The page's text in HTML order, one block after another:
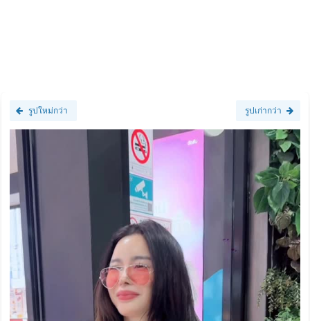
รูปใหม่กว่า รูปเก่ากว่า